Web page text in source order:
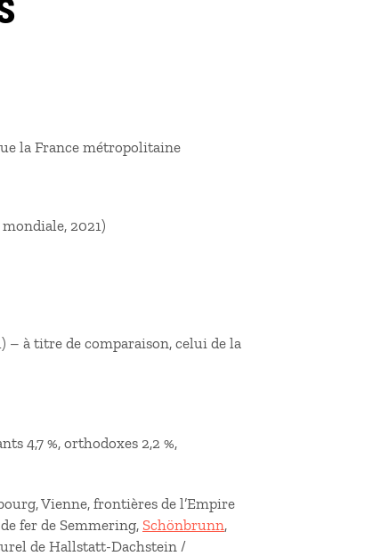
la France métropolitaine
2021)
– à titre de comparaison, celui de la
4,7 %, orthodoxes 2,2 %,
Vienne, frontières de l’Empire
fer de Semmering, Schönbrunn,
de Hallstatt-Dachstein /